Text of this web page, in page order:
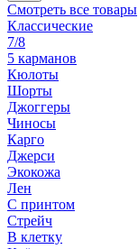
Смотреть все товары
Классические
7/8
5 карманов
Кюлоты
Шорты
Джоггеры
Чиносы
Карго
Джерси
Экокожа
Лен
С принтом
Стрейч
В клетку